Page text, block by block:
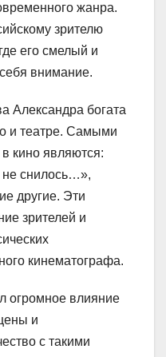
жанра.
зрителю
его смелый и
внимание.
Александра богата
и театре. Самыми
кино являются:
снилось…»,
другие. Эти
зрителей и
кинематографа.
огромное влияние
и
с такими